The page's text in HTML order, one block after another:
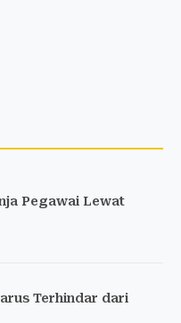
Pegawai Lewat
Terhindar dari